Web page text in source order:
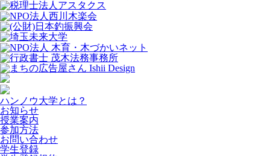
ハンノウ大学とは？
お知らせ
授業案内
参加方法
お問い合わせ
学生登録